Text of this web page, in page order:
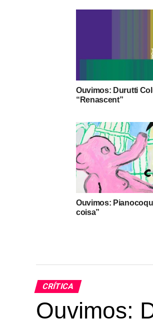
Ouvimos: Durutti
“Renascent”
Ouvimos:
coisa”
CRÍTICA
Ouvimos: